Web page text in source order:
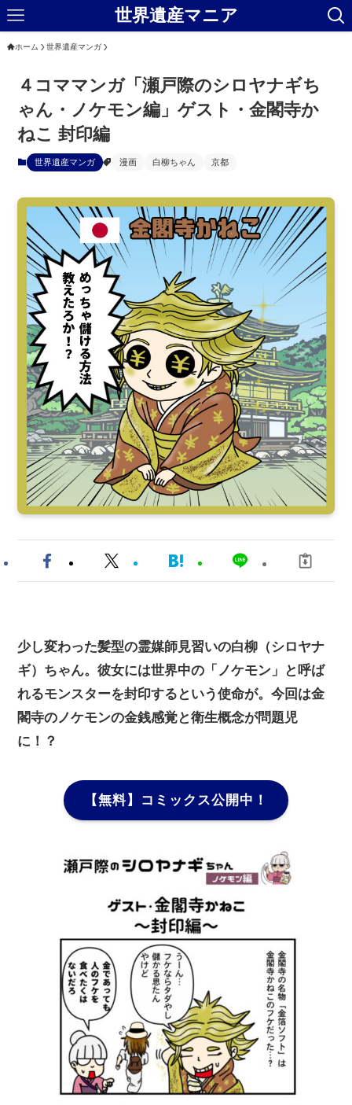
世界遺産マニア
ホーム 世界遺産マンガ
４コママンガ「瀬戸際のシロヤナギち
ゃん・ノケモン編」ゲスト・金閣寺か
ねこ 封印編
世界遺産マンガ 漫画 白柳ちゃん 京都
少し変わった髪型の霊媒師見習いの白柳（シロヤナ
ギ）ちゃん。彼女には世界中の「ノケモン」と呼ば
れるモンスターを封印するという使命が。今回は金
閣寺のノケモンの金銭感覚と衛生概念が問題児
に！？
【無料】コミックス公開中！